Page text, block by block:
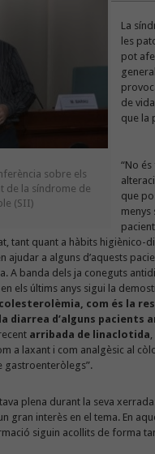
sobre els
de la síndrome de
(SII)
La
les
pot
de
que la
“No
que
menys
tant quant a hàbits higiènico-
ajudar a alguns d’aquests
A banda dels ja coneguts
els últims anys sigui la
com és la
diarrea d’alguns pacients
arribada de linaclotida
a laxant i com analgèsic al
gastroenteròlegs”.
plena durant la seva
gran interès en el tema. En
siguin acollits de forma